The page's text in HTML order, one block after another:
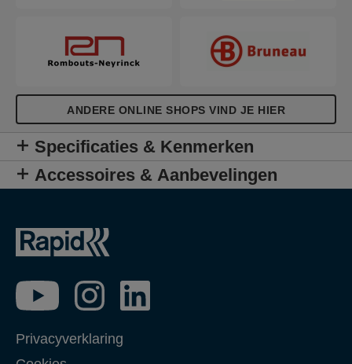
ANDERE ONLINE SHOPS VIND JE HIER
Specificaties & Kenmerken
Accessoires & Aanbevelingen
Privacyverklaring